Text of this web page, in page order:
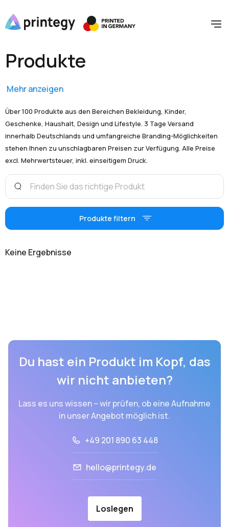
Produkte
Mehr anzeigen
Über 100 Produkte aus den Bereichen Bekleidung, Kinder,
Geschenke, Haushalt, Design und Lifestyle. 3 Tage Versand
innerhalb Deutschlands und umfangreiche Branding-Möglichkeiten
stehen Ihnen zu unschlagbaren Preisen zur Verfügung. Alle Preise
excl. Mehrwertsteuer, inkl. einseitigem Druck.
Produkte filtern
Keine Ergebnisse
Du hast ein Produkt im Kopf, das
wir nicht anbieten?
Lass es uns wissen – wir prüfen, ob eine Aufnahme
in unser Angebot möglich ist.
+49 201 890 63 448
hello@printegy.de
Loslegen